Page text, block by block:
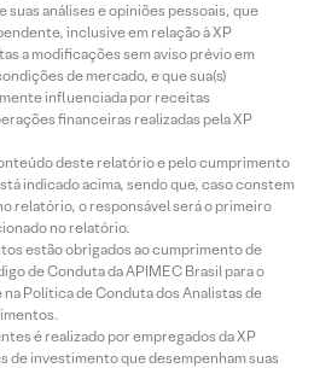
análises e opiniões pessoais, que
inclusive em relação à XP
a modificações sem aviso prévio em
de mercado, e que sua(s)
influenciada por receitas
financeiras realizadas pela XP
deste relatório e pelo cumprimento
indicado acima, sendo que, caso constem
relatório, o responsável será o primeiro
no relatório.
estão obrigados ao cumprimento de
de Conduta da APIMEC Brasil para o
Política de Conduta dos Analistas de
é realizado por empregados da XP
de investimento que desempenham suas